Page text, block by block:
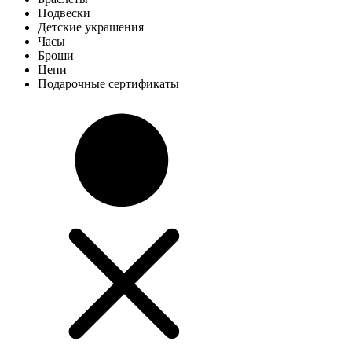
Подвески
Детские украшения
Часы
Броши
Цепи
Подарочные сертификаты